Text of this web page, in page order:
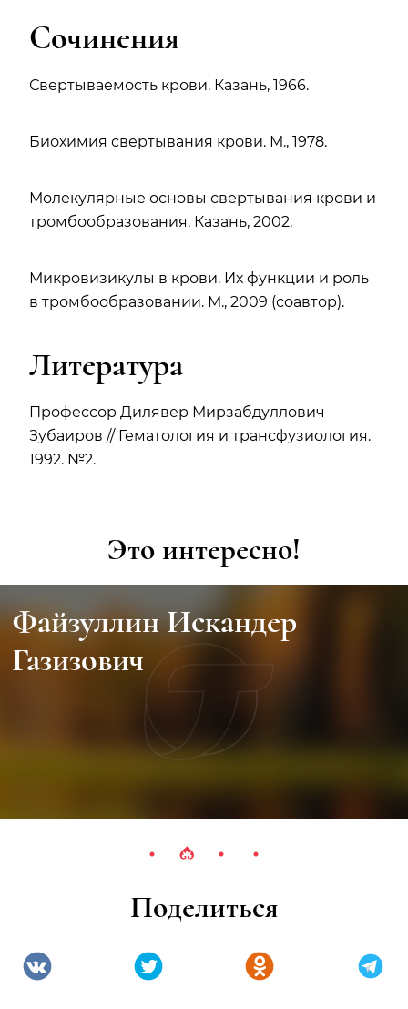
Сочинения
Свертываемость крови. Казань, 1966.
Биохимия свертывания крови. М., 1978.
Молекулярные основы свертывания крови и
тромбообразования. Казань, 2002.
Микровизикулы в крови. Их функции и роль
в тромбообразовании. М., 2009 (соавтор).
Литература
Профессор Дилявер Мирзабдуллович
Зубаиров // Гематология и трансфузиология.
1992. №2.
Это интересно!
Файзуллин Искандер
Газизович
Поделиться